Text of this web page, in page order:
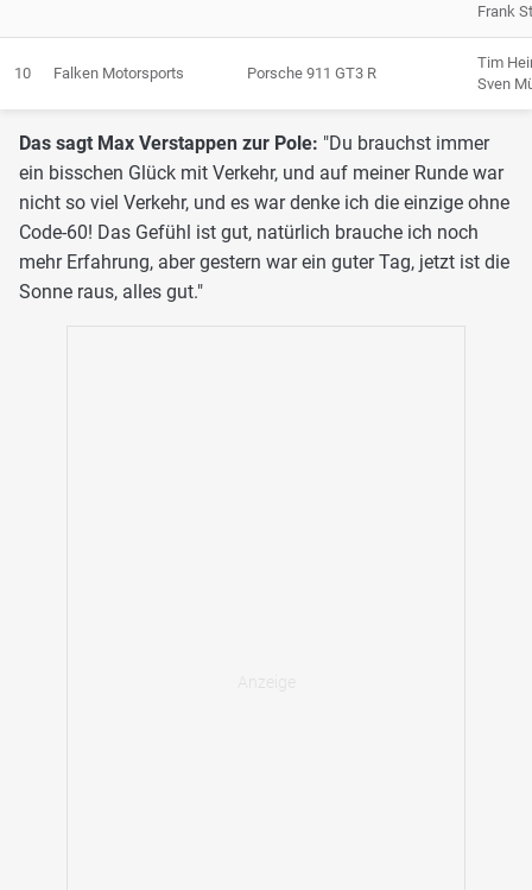
Frank
10 Falken Motorsports Porsche 911 GT3 R
Tim
Sven
Das sagt Max Verstappen zur Pole: "Du brauchst immer
ein bisschen Glück mit Verkehr, und auf meiner Runde war
nicht so viel Verkehr, und es war denke ich die einzige ohne
Code-60! Das Gefühl ist gut, natürlich brauche ich noch
mehr Erfahrung, aber gestern war ein guter Tag, jetzt ist die
Sonne raus, alles gut."